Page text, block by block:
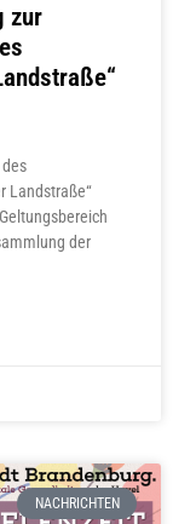
zur
Landstraße“
der
NACHRICHTEN